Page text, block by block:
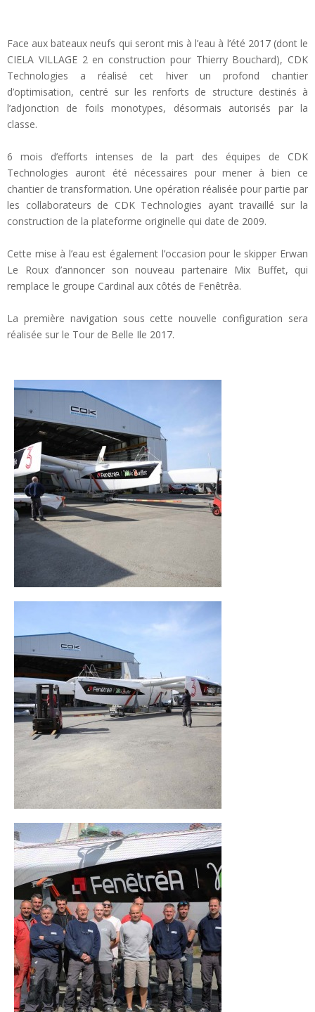
Face aux bateaux neufs qui seront mis à l’eau à l’été 2017 (dont le
CIELA VILLAGE 2 en construction pour Thierry Bouchard), CDK
Technologies a réalisé cet hiver un profond chantier
d’optimisation, centré sur les renforts de structure destinés à
l’adjonction de foils monotypes, désormais autorisés par la
classe.
6 mois d’efforts intenses de la part des équipes de CDK
Technologies auront été nécessaires pour mener à bien ce
chantier de transformation. Une opération réalisée pour partie par
les collaborateurs de CDK Technologies ayant travaillé sur la
construction de la plateforme originelle qui date de 2009.
Cette mise à l’eau est également l’occasion pour le skipper Erwan
Le Roux d’annoncer son nouveau partenaire Mix Buffet, qui
remplace le groupe Cardinal aux côtés de Fenêtrêa.
La première navigation sous cette nouvelle configuration sera
réalisée sur le Tour de Belle Ile 2017.